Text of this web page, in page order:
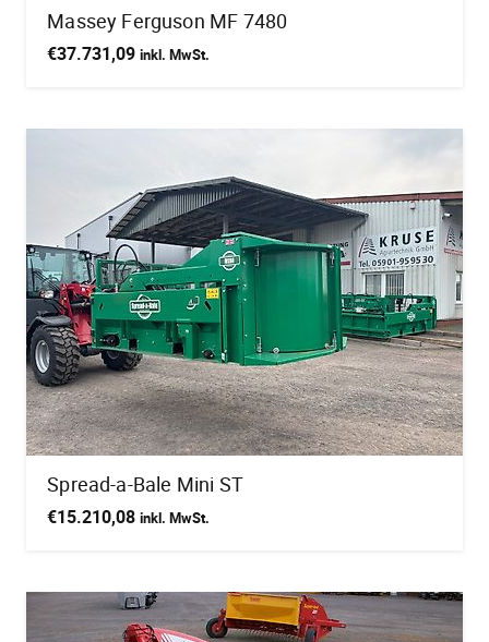
Massey Ferguson MF 7480
€37.731,09 inkl. MwSt.
Spread-a-Bale Mini ST
€15.210,08 inkl. MwSt.